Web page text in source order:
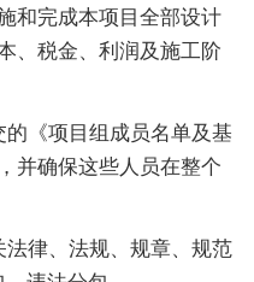
和完成本项目全部设计
、税金、利润及施工阶
《项目组成员名单及基
并确保这些人员在整个
律、法规、规章、规范